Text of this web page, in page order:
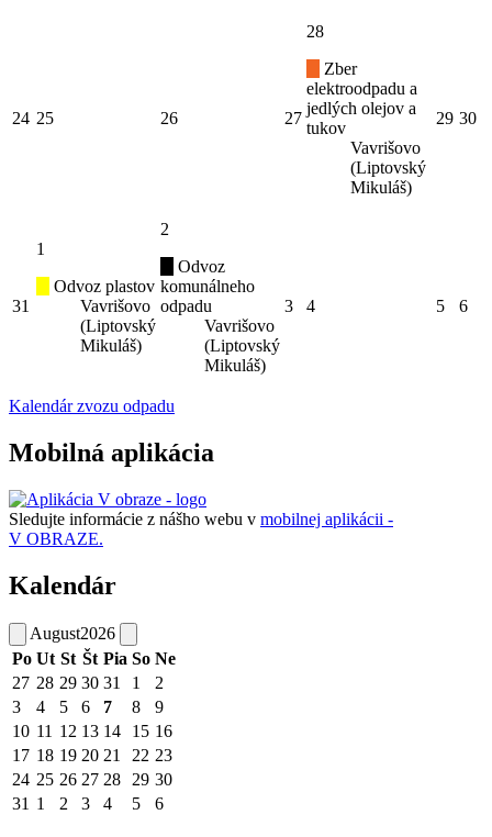
24 25 26 27
28
Zber
elektroodpadu a
jedlých olejov a
tukov
Vavrišovo
(Liptovský
Mikuláš)
29 30
31
1
Odvoz plastov
Vavrišovo
(Liptovský
Mikuláš)
2
Odvoz
komunálneho
odpadu
Vavrišovo
(Liptovský
Mikuláš)
3 4 5 6
Kalendár zvozu odpadu
Mobilná aplikácia
Sledujte informácie z nášho webu v mobilnej aplikácii -
V OBRAZE.
Kalendár
August2026
Po Ut St Št Pia So Ne
27 28 29 30 31 1
2
3
4 5 6 7 8
9
10 11 12 13 14 15 16
17 18 19 20 21 22 23
24 25 26 27 28 29 30
31 1 2 3 4 5 6